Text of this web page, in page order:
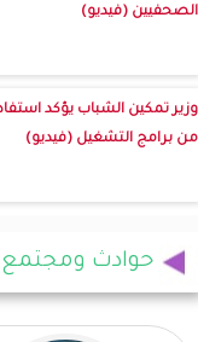
الصحفيين (فيديو)
من برامج التشغيل (فيديو)
حوادث ومجتمع